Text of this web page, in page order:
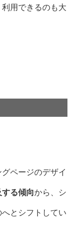
用できるのも大
ページのデザイ
る傾向から、 シ
へとシフトしてい